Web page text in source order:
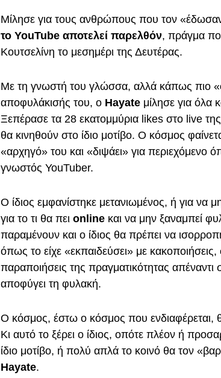
Μίλησε για τους ανθρώπους που τον
το YouTube αποτελεί παρελθόν, πράγμα
Κουτσελίνη το μεσημέρι της Δευτέρας.
Με τη γνωστή του γλώσσα, αλλά κάπως πιο
αποφυλάκισής του, ο Hayate μίλησε για όλα
Ξεπέρασε τα 28 εκατομμύρια likes στο live
θα κινηθούν στο ίδιο μοτίβο. Ο κόσμος
«αρχηγό» του και «διψάει» για περιεχόμενο
γνωστός YouTuber.
Ο ίδιος εμφανίστηκε μετανιωμένος, ή για να
για το τι θα πει online και να μην ξαναμπεί
παραμένουν και ο ίδιος θα πρέπει να
όπως το είχε «εκπαιδεύσει» με
παραποιήσεις της πραγματικότητας
αποφύγει τη φυλακή.
Ο κόσμος, έστω ο κόσμος που ενδιαφέρεται,
Κι αυτό το ξέρει ο ίδιος, οπότε πλέον ή
ίδιο μοτίβο, ή πολύ απλά το κοινό θα τον
Hayate.